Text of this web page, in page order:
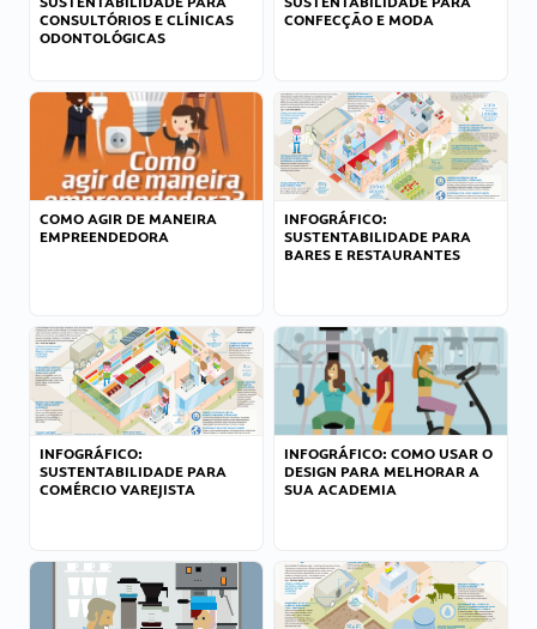
CONSULTÓRIOS E CLÍNICAS
ODONTOLÓGICAS
CONFECÇÃO E MODA
COMO AGIR DE MANEIRA
EMPREENDEDORA
INFOGRÁFICO:
SUSTENTABILIDADE PARA
BARES E RESTAURANTES
INFOGRÁFICO:
SUSTENTABILIDADE PARA
COMÉRCIO VAREJISTA
INFOGRÁFICO: COMO USAR O
DESIGN PARA MELHORAR A
SUA ACADEMIA